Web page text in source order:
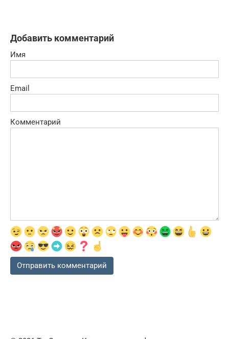
Добавить комментарий
Имя
Email
Комментарий